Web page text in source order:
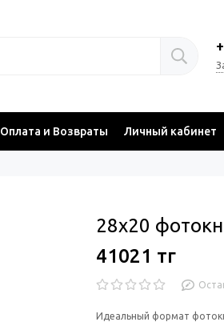
Оплата и Возвраты Личный кабинет
28x20
41021 тг
Идеальный формат